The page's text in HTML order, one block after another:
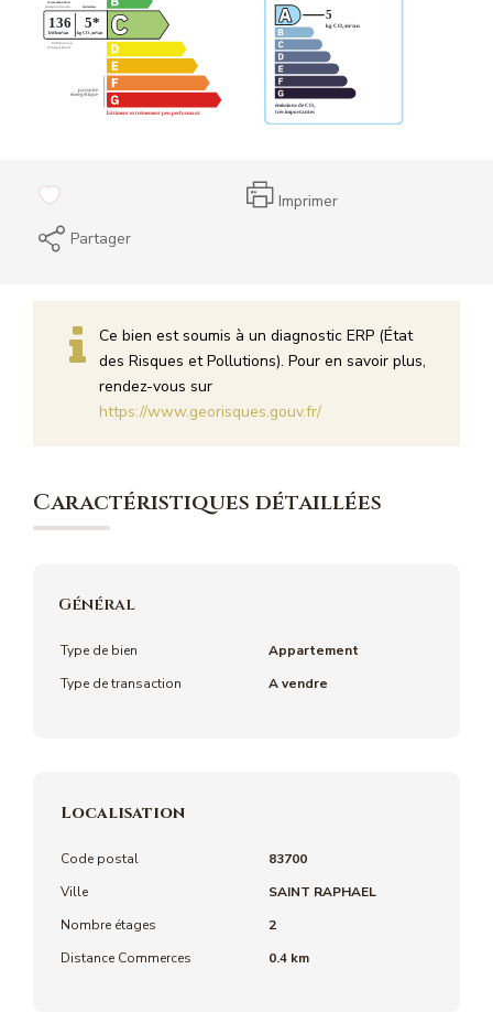
Imprimer
Partager
Ce bien est soumis à un diagnostic ERP (État
des Risques et Pollutions). Pour en savoir plus,
rendez-vous sur
https://www.georisques.gouv.fr/
Caractéristiques détaillées
Général
Type de bien
Appartement
Type de transaction
A vendre
Localisation
Code postal
83700
Ville
SAINT RAPHAEL
Nombre étages
2
Distance Commerces
0.4 km